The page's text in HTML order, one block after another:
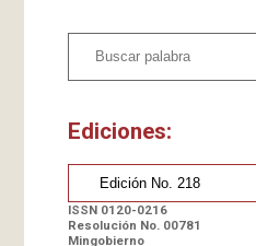
Ediciones:
ISSN 0120-0216
Resolución No. 00781
Mingobierno